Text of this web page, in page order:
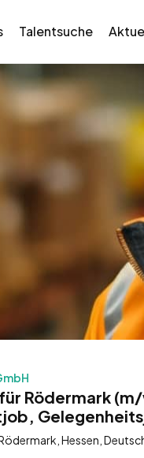
Talentsuche
Rödermark
Hessen,